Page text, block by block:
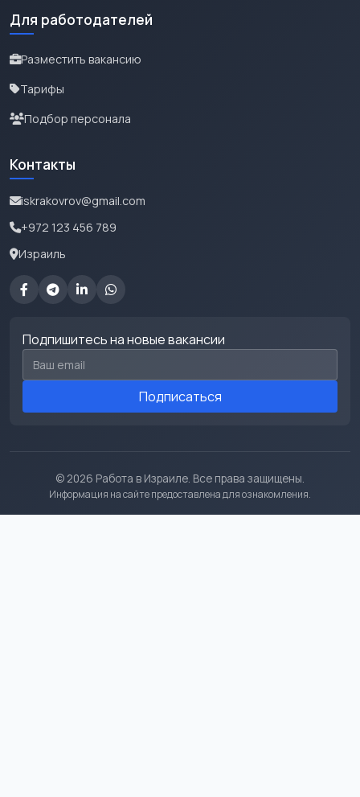
Для работодателей
Разместить вакансию
Тарифы
Подбор персонала
Контакты
iskrakovrov@gmail.com
+972 123 456 789
Израиль
Подпишитесь на новые вакансии
Email для подписки
Подписаться
© 2026 Работа в Израиле. Все права защищены.
Информация на сайте предоставлена для ознакомления.